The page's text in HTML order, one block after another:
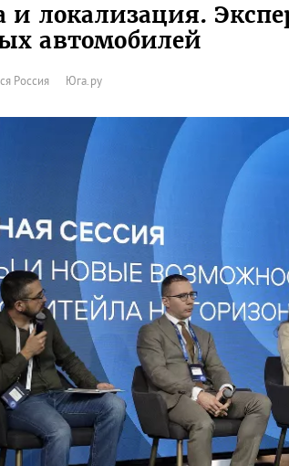
и локализация.
автомобилей
Россия Юга.ру